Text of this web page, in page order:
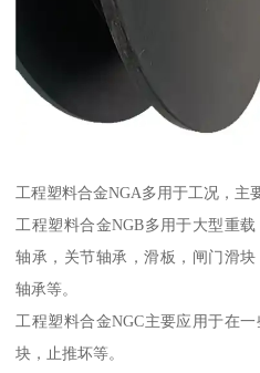
工程塑料合金NGA多用于工况，主
工程塑料合金NGB多用于大型重
轴承，关节轴承，滑板，闸门滑
轴承等。
工程塑料合金NGC主要应用于在
块，止推坏等。